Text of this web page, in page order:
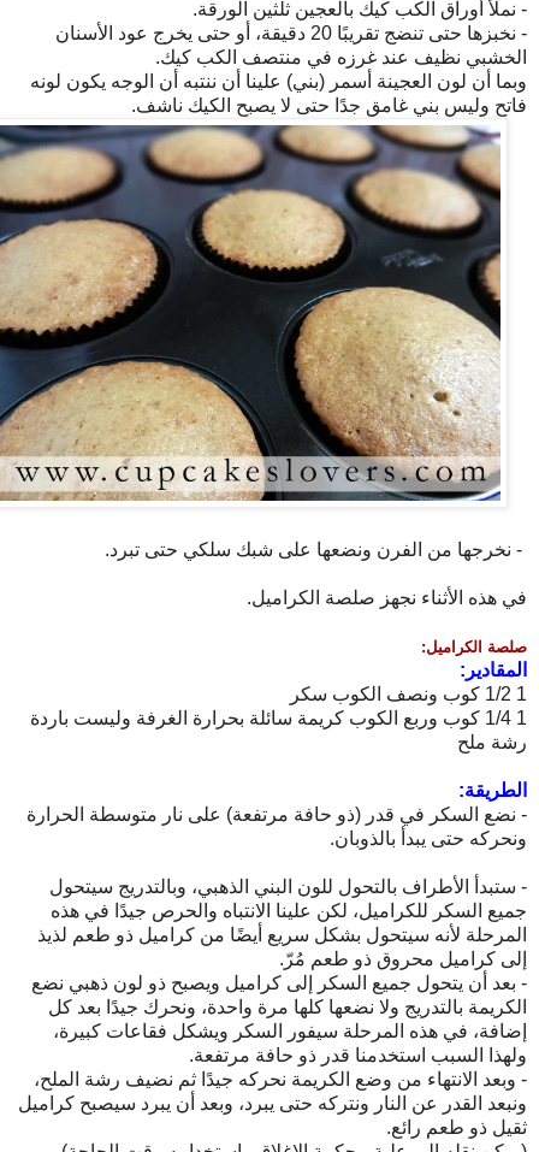
- نملأ أوراق الكب كيك بالعجين ثلثين الورقة.
- نخبزها حتى تنضج تقريبًا 20 دقيقة، أو حتى يخرج عود الأسنان
الخشبي نظيف عند غرزه في منتصف الكب كيك.
وبما أن لون العجينة أسمر (بني) علينا أن ننتبه أن الوجه يكون لونه
فاتح وليس بني غامق جدًا حتى لا يصبح الكيك ناشف.
- نخرجها من الفرن ونضعها على شبك سلكي حتى تبرد.
في هذه الأثناء نجهز صلصة الكراميل.
صلصة الكراميل:
المقادير:
1 1/2 كوب ونصف الكوب سكر
1 1/4 كوب وربع الكوب كريمة سائلة بحرارة الغرفة وليست باردة
رشة ملح
الطريقة:
- نضع السكر في قدر (ذو حافة مرتفعة) على نار متوسطة الحرارة
ونحركه حتى يبدأ بالذوبان.
- ستبدأ الأطراف بالتحول للون البني الذهبي، وبالتدريج سيتحول
جميع السكر للكراميل، لكن علينا الانتباه والحرص جيدًا في هذه
المرحلة لأنه سيتحول بشكل سريع أيضًا من كراميل ذو طعم لذيذ
إلى كراميل محروق ذو طعم مُرّ.
- بعد أن يتحول جميع السكر إلى كراميل ويصبح ذو لون ذهبي نضع
الكريمة بالتدريج ولا نضعها كلها مرة واحدة، ونحرك جيدًا بعد كل
إضافة، في هذه المرحلة سيفور السكر ويشكل فقاعات كبيرة،
ولهذا السبب استخدمنا قدر ذو حافة مرتفعة.
- وبعد الانتهاء من وضع الكريمة نحركه جيدًا ثم نضيف رشة الملح،
ونبعد القدر عن النار ونتركه حتى يبرد، وبعد أن يبرد سيصبح كراميل
ثقيل ذو طعم رائع.